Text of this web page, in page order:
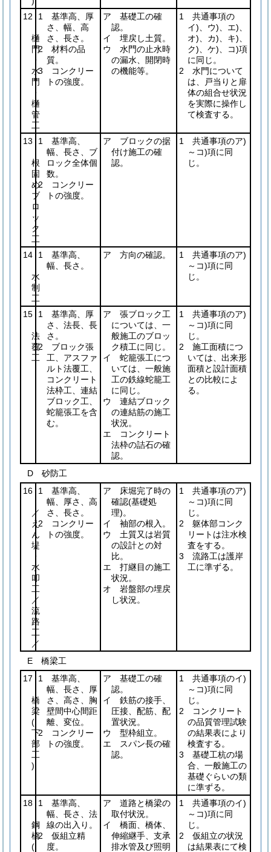
12
樋
門
・
水
門
・
樋
管
工
1 基準高、厚
さ、幅、高
さ、長さ。
2 材料の品
質。
3 コンクリー
トの強度。
ア 基礎工の確
認。
イ 埋戻し土質。
ウ 水門の止水時
の漏水、開閉時
の機能等。
1 共通事項の
イ)、ウ)、エ)、
オ)、カ)、キ)、
ク)、ケ)、コ)項
に同じ。
2 水門について
は、戸当りと扉
体の組合せ状況
を実際に操作し
て検査する。
13
根
固
め
ブ
ロ
ッ
ク
工
1 基準高、
幅、長さ、ブ
ロック全体個
数。
2 コンクリー
トの強度。
ア ブロックの据
付け施工の確
認。
1 共通事項のア)
～コ)項に同
じ。
14
水
制
工
1 基準高、
幅、長さ。
ア 方向の確認。
1 共通事項のア)
～コ)項に同
じ。
15
法
覆
工
1 基準高、厚
さ、法長、長
さ。
2 ブロック張
工、アスファ
ルト法覆工、
コンクリート
法枠工、連結
ブロック工、
蛇籠張工を含
む。
ア 張ブロック工
については、一
般施工のブロッ
ク積工に同じ。
イ 蛇籠張工につ
いては、一般施
工の鉄線蛇籠工
に同じ。
ウ 連結ブロック
の連結筋の施工
状況。
エ コンクリート
法枠の詰石の確
認。
1 共通事項のア)
～コ)項に同
じ。
2 施工面積につ
いては、出来形
面積と設計面積
との比較によ
る。
D 砂防工
16
／
え
ん
堤
・
水
叩
工
／
流
路
工
／
1 基準高、
幅、厚さ、高
さ、長さ。
2 コンクリー
トの強度。
ア 床堀完了時の
確認(基礎処
理)。
イ 袖部の根入。
ウ 土質又は岩質
の設計との対
比。
エ 打継目の施工
状況。
オ 岩盤部の埋戻
し状況。
1 共通事項のア)
～コ)項に同
じ。
2 躯体部コンク
リートは注水検
査をする。
3 流路工は護岸
工に準ずる。
E 橋梁工
17
橋
梁
(
下
部
工
)
1 基準高、
幅、長さ、厚
さ、高さ、胸
壁間中心間距
離、変位。
2 コンクリー
トの強度。
ア 基礎工の確
認。
イ 鉄筋の接手、
圧接、配筋、配
置状況。
ウ 型枠組立。
エ スパン長の確
認。
1 共通事項のイ)
～コ)項に同
じ。
2 コンクリート
の品質管理試験
の結果表により
検査する。
3 基礎工杭の場
合、一般施工の
基礎ぐらいの類
に準ずる。
18
鋼
橋
(
1 基準高、
幅、長さ、法
線の出入り。
2 仮組立精
度。
ア 道路と橋梁の
取付状況。
イ 橋面、橋体、
伸縮継手、支承
排水管及び照明
1 共通事項のイ)
～コ)項に同
じ。
2 仮組立の状況
は結果表にて検